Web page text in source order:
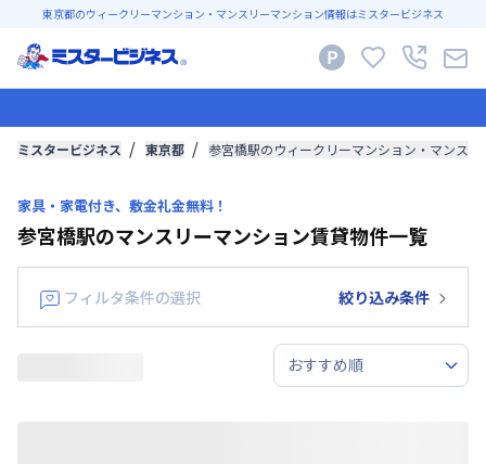
東京都のウィークリーマンション・マンスリーマンション情報はミスタービジネス
ミスタービジネス 東京都 参宮橋駅のウィークリーマンション・マンス
家具・家電付き、敷金礼金無料！
参宮橋駅のマンスリーマンション賃貸物件一覧
フィルタ条件の選択 絞り込み条件